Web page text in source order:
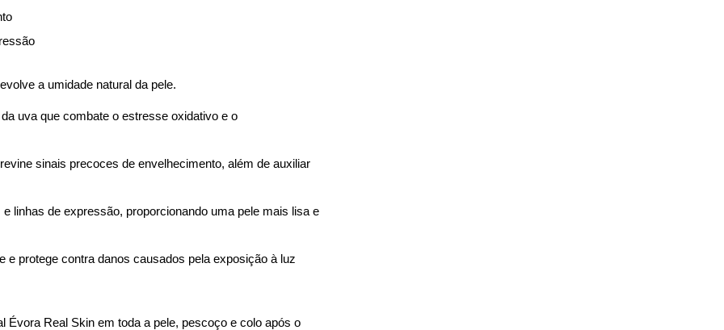
a umidade natural da pele.
uva que combate o estresse oxidativo e o
sinais precoces de envelhecimento, além de auxiliar
linhas de expressão, proporcionando uma pele mais lisa e
e protege contra danos causados pela exposição à luz
Évora Real Skin em toda a pele, pescoço e colo após o